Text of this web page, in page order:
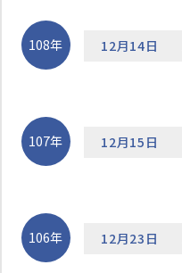
108年 12月14日
107年 12月15日
106年 12月23日